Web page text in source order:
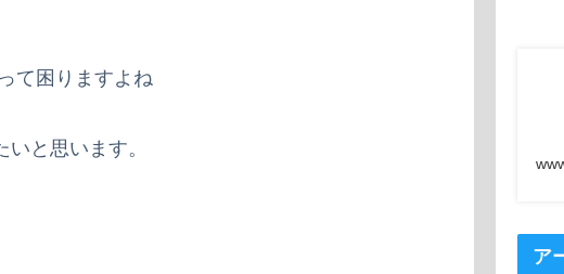
て困りますよね
と思います。
ア